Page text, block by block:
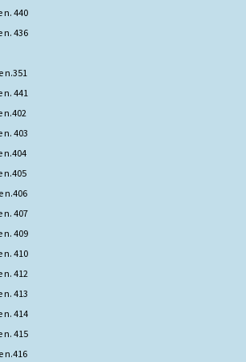
n. 440
n. 436
n.351
441
n.402
n. 403
n.404
n.405
n.406
n. 407
n. 409
n. 410
n. 412
n. 413
n. 414
n. 415
n.416